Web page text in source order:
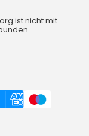
ist nicht mit